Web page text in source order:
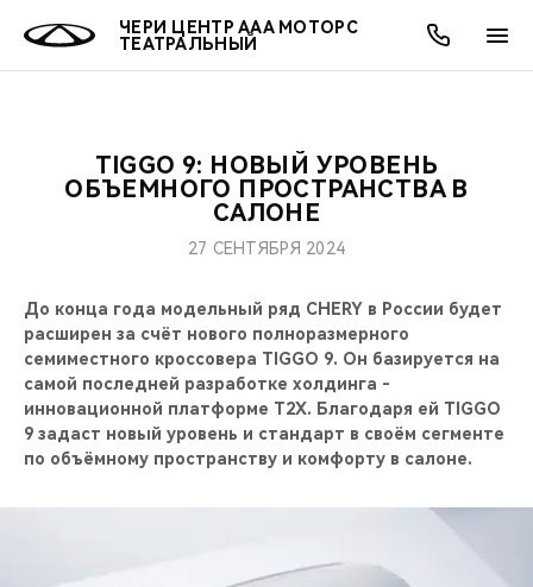
ЧЕРИ ЦЕНТР ААА МОТОРС
ТЕАТРАЛЬНЫЙ
МОДЕЛИ
КРОССОВЕРЫ
СЕДАНЫ
НОВИНКИ
ПОКУПАТЕЛЯМ
ВЛАДЕЛЬЦАМ
ПОДДЕРЖКА
CHERY CONNECT
МИР CHERY
CHERY В СОЦСЕТЯХ
ЛЮДИ CHERY
АКЦИИ
ОНЛАЙН СЕРВИСЫ
О КОМПАНИИ
TIGGO 9: НОВЫЙ УРОВЕНЬ
ОБЪЕМНОГО ПРОСТРАНСТВА В
САЛОНЕ
27 СЕНТЯБРЯ 2024
До конца года модельный ряд CHERY в России будет
расширен за счёт нового полноразмерного
семиместного кроссовера TIGGO 9. Он базируется на
самой последней разработке холдинга -
инновационной платформе T2X. Благодаря ей TIGGO
9 задаcт новый уровень и стандарт в своём сегменте
по объёмному пространству и комфорту в салоне.